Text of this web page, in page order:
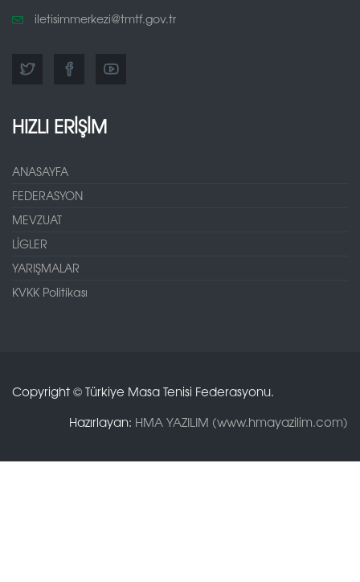
iletisimmerkezi@tmtf.gov.tr
HIZLI ERİŞİM
ANASAYFA
FEDERASYON
MEVZUAT
LİGLER
YARIŞMALAR
KVKK Politikası
Copyright © Türkiye Masa Tenisi Federasyonu.
Hazırlayan: HMA YAZILIM (www.hmayazilim.com)